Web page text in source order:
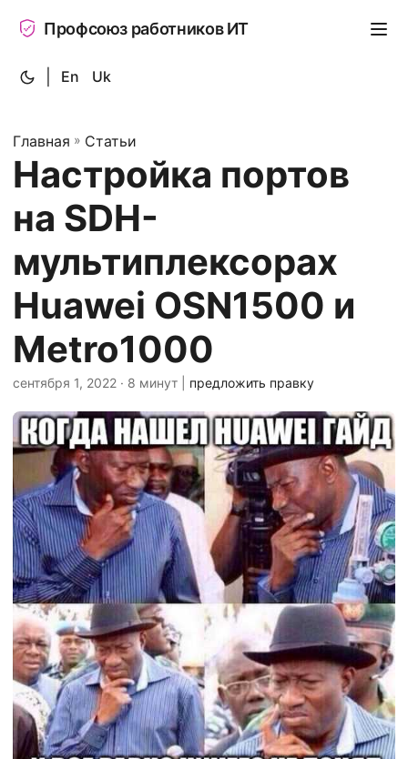
Профсоюз работников ИТ
En Uk
Главная » Статьи
Настройка портов
на SDH-
мультиплексорах
Huawei OSN1500 и
Metro1000
сентября 1, 2022 · 8 минут | предложить правку